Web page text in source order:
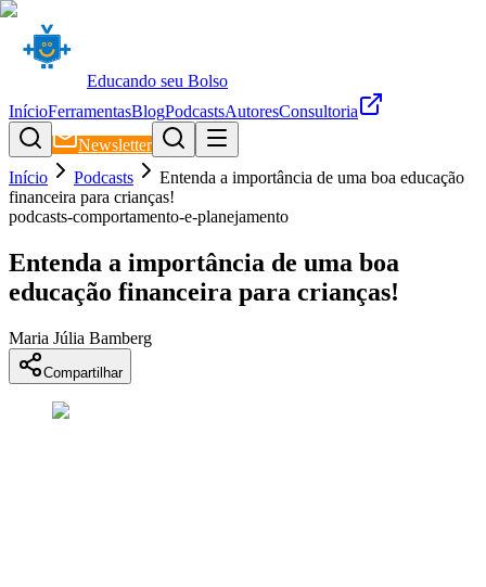
Educando seu Bolso
InícioFerramentasBlogPodcastsAutoresConsultoria
Newsletter
Início
Podcasts
Entenda a importância de uma boa educação
financeira para crianças!
podcasts-comportamento-e-planejamento
Entenda a importância de uma boa
educação financeira para crianças!
Maria Júlia Bamberg
Compartilhar